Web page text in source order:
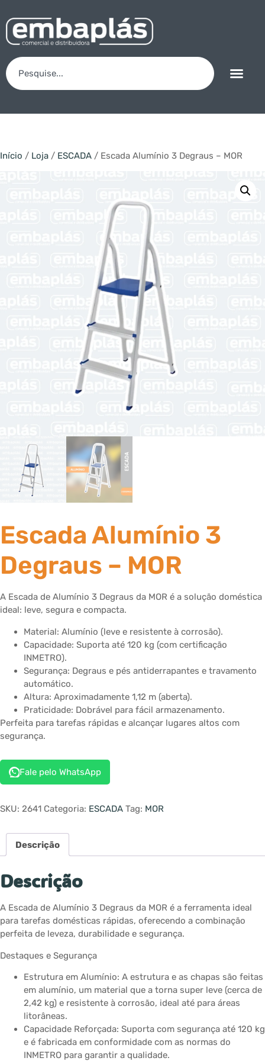
Início / Loja / ESCADA / Escada Alumínio 3 Degraus – MOR
Escada Alumínio 3
Degraus – MOR
A Escada de Alumínio 3 Degraus da MOR é a solução doméstica
ideal: leve, segura e compacta.
Material: Alumínio (leve e resistente à corrosão).
Capacidade: Suporta até 120 kg (com certificação
INMETRO).
Segurança: Degraus e pés antiderrapantes e travamento
automático.
Altura: Aproximadamente 1,12 m (aberta).
Praticidade: Dobrável para fácil armazenamento.
Perfeita para tarefas rápidas e alcançar lugares altos com
segurança.
Fale pelo WhatsApp
SKU: 2641 Categoria: ESCADA Tag: MOR
Descrição
Descrição
A Escada de Alumínio 3 Degraus da MOR é a ferramenta ideal
para tarefas domésticas rápidas, oferecendo a combinação
perfeita de leveza, durabilidade e segurança.
Destaques e Segurança
Estrutura em Alumínio: A estrutura e as chapas são feitas
em alumínio, um material que a torna super leve (cerca de
2,42 kg) e resistente à corrosão, ideal até para áreas
litorâneas.
Capacidade Reforçada: Suporta com segurança até 120 kg
e é fabricada em conformidade com as normas do
INMETRO para garantir a qualidade.